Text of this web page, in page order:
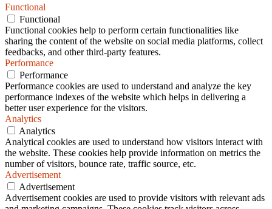
Functional
Functional
Functional cookies help to perform certain functionalities like
sharing the content of the website on social media platforms, collect
feedbacks, and other third-party features.
Performance
Performance
Performance cookies are used to understand and analyze the key
performance indexes of the website which helps in delivering a
better user experience for the visitors.
Analytics
Analytics
Analytical cookies are used to understand how visitors interact with
the website. These cookies help provide information on metrics the
number of visitors, bounce rate, traffic source, etc.
Advertisement
Advertisement
Advertisement cookies are used to provide visitors with relevant ads